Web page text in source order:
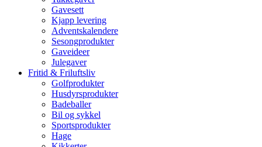
Gavesett
Kjapp levering
Adventskalendere
Sesongprodukter
Gaveideer
Julegaver
Fritid & Friluftsliv
Golfprodukter
Husdyrsprodukter
Badeballer
Bil og sykkel
Sportsprodukter
Hage